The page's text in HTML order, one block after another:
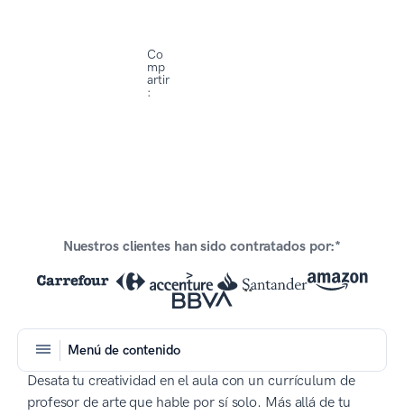
Co
mp
artir
:
Nuestros clientes han sido contratados por:*
Menú de contenido
Desata tu creatividad en el aula con un currículum de
profesor de arte que hable por sí solo. Más allá de tu